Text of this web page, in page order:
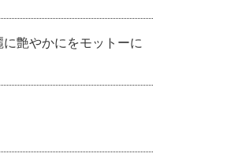
艶やかにをモットーに